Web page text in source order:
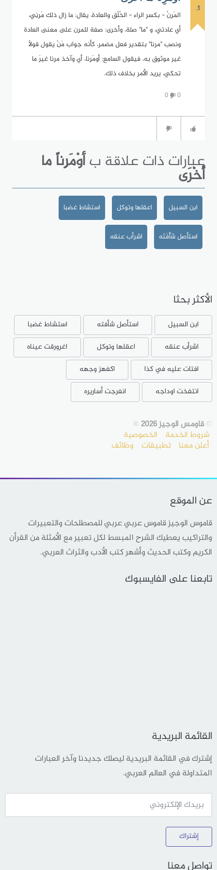
1.
المَرِنُ - بكسر الراء - الخُلُق والعادة، يقال: ما زال ذلك مَرِنِي،
أي عادتي، و "ما" صلة، وأخرى: صفة للمرِن على معنى العادة
ونصب "مرنا" بتقدير فعل مضمر، كأنه جواب مَنْ يقول قولاً
غير موثوق به، فيقول السامع: أومَرِنا، أي وآخذ مرنا غيرَ ما
تحكي، يريد الأمر بخلاف ذلك.
0
0
عبارات ذات علاقة بأوْمَرِناً ما
أُخْرَى
ابن السبيل اعقلها وتوكل استشاط غضبا
استأصل شَأْفَتَه اشرأب عنقه
الأكثر بحثا
ابن السبيل استأصل شأفته
استشاط غضبا
اشرأب عنقه
اعقلها وتوكل
اغرورقت عيناه
افتات عليه في كذا
اكفهز وجهه
انتفخت اوداجه
انفرجت أساريره
©قاومس الوجيز 2026 ®
شروط الخدمة الخصوصية
أعلن معنا تطبيقات وظائف
عن الموقع
قاموس الوجيز قاموس عربي عربي للمصطلحات والتعبيرات
والتراكيب يعطيك الشرح المبسط لكل تعبير مع الأمثلة من القرأن
الكريم وكتب الحديث وأشهر كتب الأدب والثراث العربي.
تابعنا على الفايسبوك
القائمة البريدية
إشترك في القائمة البريدية ليصلك جديدنا وآخر العبارات
المتداولة في العالم العربي.
إشتراك
تواصل معنا